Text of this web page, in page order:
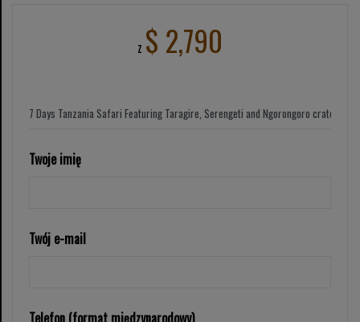
z $ 2,790
Twoje imię
Twój e-mail
Telefon (format międzynarodowy)